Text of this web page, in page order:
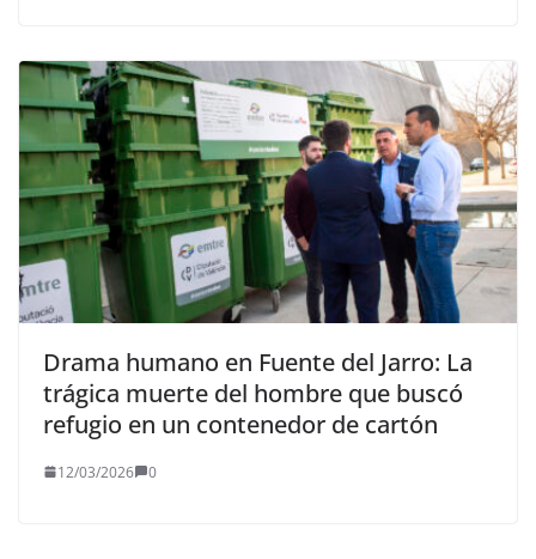
Drama humano en Fuente del Jarro: La
trágica muerte del hombre que buscó
refugio en un contenedor de cartón
12/03/2026 0